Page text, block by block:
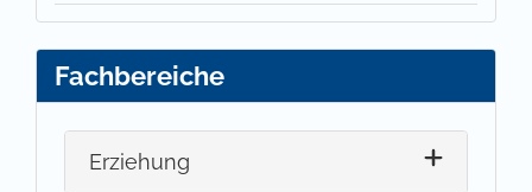
Fachbereiche
Erziehung